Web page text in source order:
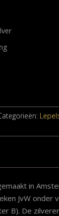
in
JvW onder
B). De